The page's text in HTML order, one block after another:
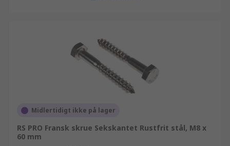
Midlertidigt ikke på lager
RS PRO Fransk skrue Sekskantet Rustfrit stål, M8 x
60 mm